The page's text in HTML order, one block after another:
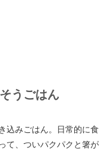
うごはん
込みごはん。日常的に食
て、ついパクパクと箸が